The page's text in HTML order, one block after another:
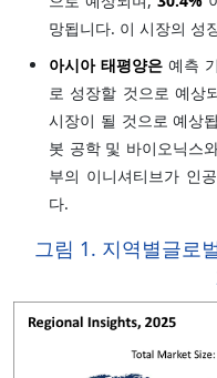
망됩니다. 이 시장의 성
아시아 태평양은예측
로 성장할 것으로 예상
시장이 될 것으로 예상
봇 공학 및 바이오닉스
부의 이니셔티브가 인
다.
그림 1. 지역별글로